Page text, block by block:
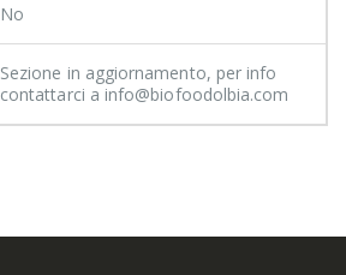
No
Sezione in aggiornamento, per info
contattarci a info@biofoodolbia.com